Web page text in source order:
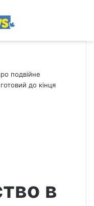
подвійне
до кінця
в